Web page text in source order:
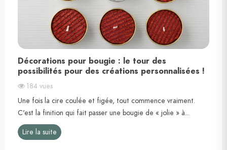
Décorations pour bougie : le tour des
possibilités pour des créations personnalisées !
184 vues
Une fois la cire coulée et figée, tout commence vraiment.
C'est la finition qui fait passer une bougie de « jolie » à...
Lire la suite